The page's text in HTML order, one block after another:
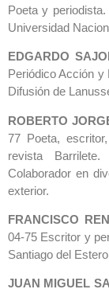
Poeta y
Universidad
EDGARDO
Periódico Acción y
Difusión de
ROBERTO
77 Poeta,
revista
Colaborador en
exterior.
FRANCISCO
04-75 Escritor y
Santiago del
JUAN MIGUEL